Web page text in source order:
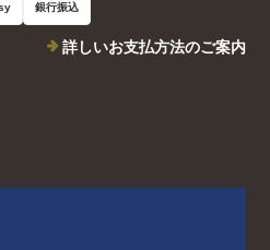
銀行振込
詳しいお支払方法のご案内